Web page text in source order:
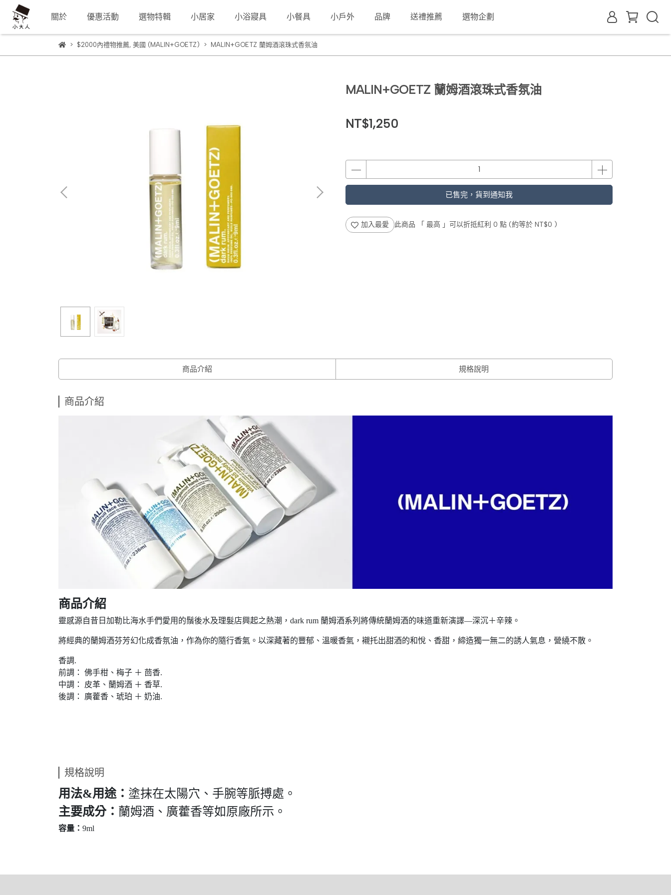
關於 優惠活動 選物特輯 小居家 小浴寢具 小餐具 小戶外 品牌 送禮推薦 選物企劃
$2000內禮物推薦, 美國 (MALIN+GOETZ) MALIN+GOETZ 蘭姆酒滾珠式香氛油
MALIN+GOETZ 蘭姆酒滾珠式香氛油
NT$1,250
已售完，貨到通知我
加入最愛 此商品 「 最高 」可以折抵紅利 0 點 (約等於 NT$0 )
商品介紹 規格說明
商品介紹
商品介紹
靈感源自昔日加勒比海水手們愛用的鬚後水及理髮店興起之熱潮，dark rum 蘭姆酒系列將傳統蘭姆酒的味道重新演譯—深沉＋辛辣。
將經典的蘭姆酒芬芳幻化成香氛油，作為你的隨行香氣。以深藏著的豐郁、溫暖香氣，襯托出甜酒的和悅、香甜，締造獨一無二的誘人氣息，營繞不散。
香調.
前調： 佛手柑、梅子 ＋ 茴香.
中調： 皮革、蘭姆酒 ＋ 香草.
後調： 廣藿香、琥珀 ＋ 奶油.
規格說明
用法&用途： 塗抹在太陽穴、手腕等脈搏處。
主要成分： 蘭姆酒、廣藿香等如原廠所示。
容量： 9ml